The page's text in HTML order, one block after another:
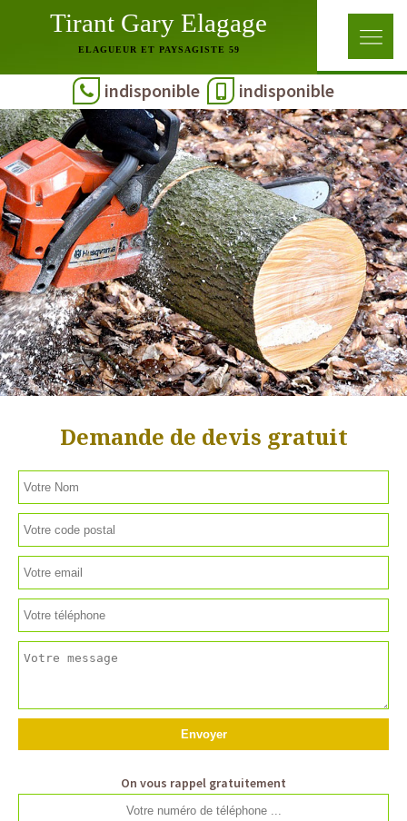
Tirant Gary Elagage
ELAGUEUR ET PAYSAGISTE 59
indisponible indisponible
Demande de devis gratuit
On vous rappel gratuitement